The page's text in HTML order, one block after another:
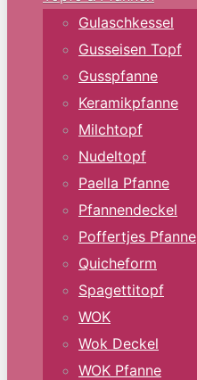
Gulaschkessel
Gusseisen Topf
Gusspfanne
Keramikpfanne
Milchtopf
Nudeltopf
Paella Pfanne
Pfannendeckel
Poffertjes Pfanne
Quicheform
Spagettitopf
WOK
Wok Deckel
WOK Pfanne